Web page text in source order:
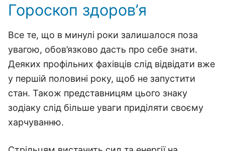
Гороскоп здоров’я
Все те, що в минулі роки залишалося поза
увагою, обов’язково дасть про себе знати.
Деяких профільних фахівців слід відвідати вже
у першій половині року, щоб не запустити
стан. Також представницям цього знаку
зодіаку слід більше уваги приділяти своєму
харчуванню.